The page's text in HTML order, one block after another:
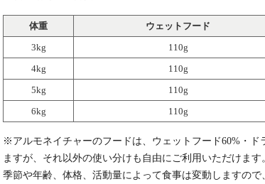
体重
ウェットフード
3kg
110g
4kg
110g
5kg
110g
6kg
110g
※アルモネイチャーのフードは、ウェットフード60%・ド
ますが、それ以外の使い分けも自由にご利用いただけます
季節や年齢、体格、活動量によって食事は変動しますの